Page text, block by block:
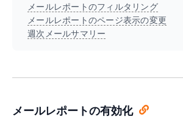
メールレポートのフィルタリング
メールレポートのページ表示の変更
週次メールサマリー
メールレポートの有効化